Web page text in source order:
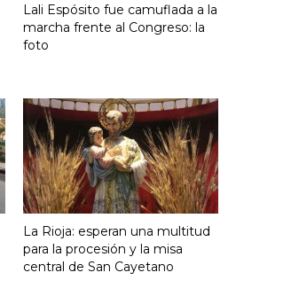
Lali Espósito fue camuflada a la
marcha frente al Congreso: la
foto
La Rioja: esperan una multitud
para la procesión y la misa
central de San Cayetano